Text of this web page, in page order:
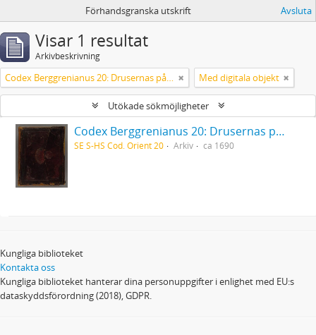
Förhandsgranska utskrift Avsluta
Visar 1 resultat
Arkivbeskrivning
Codex Berggrenianus 20: Drusernas på Libanon heliga bok Med digitala objekt
Utökade sökmöjligheter
Codex Berggrenianus 20: Drusernas på Libanon heliga bok
SE S-HS Cod. Orient 20 Arkiv ca 1690
Kungliga biblioteket
Kontakta oss
Kungliga biblioteket hanterar dina personuppgifter i enlighet med EU:s
dataskyddsförordning (2018), GDPR.